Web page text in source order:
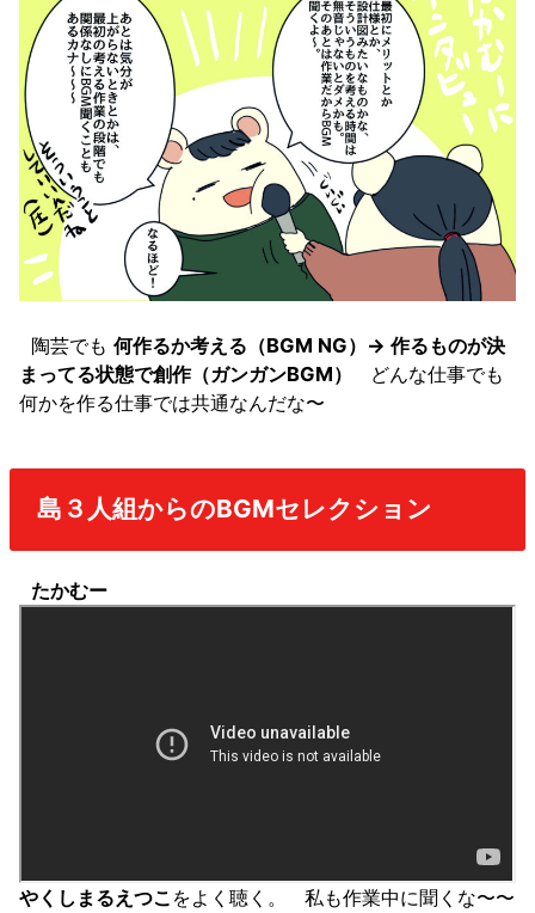
陶芸でも何作るか考える（BGM NG）→ 作るものが決
まってる状態で創作（ガンガンBGM）
どんな仕事でも
何かを作る仕事では共通なんだな〜
島３人組からのBGMセレクション
たかむー
やくしまるえつこ をよく聴く。 私も作業中に聞くな〜〜